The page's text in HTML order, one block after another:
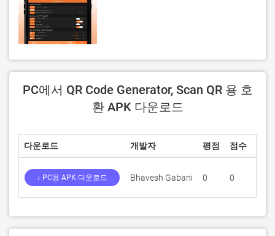
PC에서 QR Code Generator, Scan QR 용 호
환 APK 다운로드
다운로드 개발자 평점 점수
↓ PC용 APK 다운로드 Bhavesh Gabani 0 0